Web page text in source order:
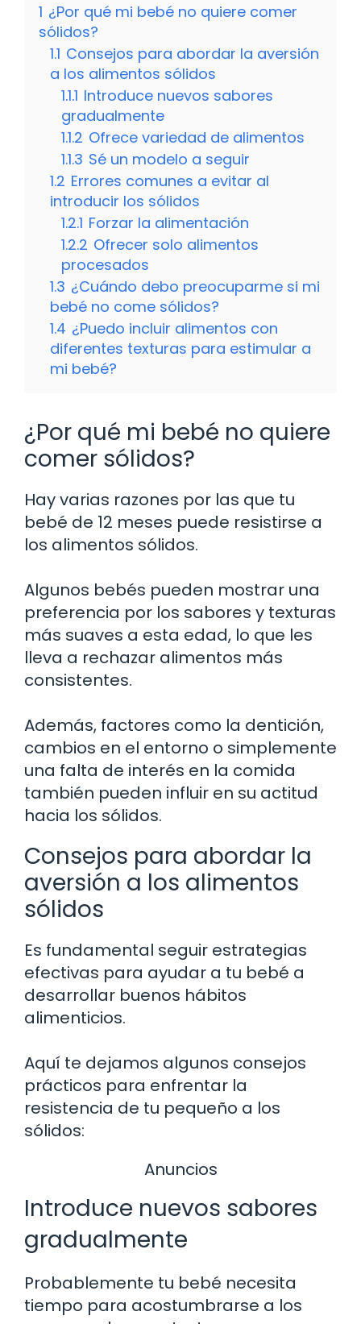
1 ¿Por qué mi bebé no quiere comer
sólidos?
1.1 Consejos para abordar la aversión
a los alimentos sólidos
1.1.1 Introduce nuevos sabores
gradualmente
1.1.2 Ofrece variedad de alimentos
1.1.3 Sé un modelo a seguir
1.2 Errores comunes a evitar al
introducir los sólidos
1.2.1 Forzar la alimentación
1.2.2 Ofrecer solo alimentos
procesados
1.3 ¿Cuándo debo preocuparme si mi
bebé no come sólidos?
1.4 ¿Puedo incluir alimentos con
diferentes texturas para estimular a
mi bebé?
¿Por qué mi bebé no quiere
comer sólidos?
Hay varias razones por las que tu
bebé de 12 meses puede resistirse a
los alimentos sólidos.
Algunos bebés pueden mostrar una
preferencia por los sabores y texturas
más suaves a esta edad, lo que les
lleva a rechazar alimentos más
consistentes.
Además, factores como la dentición,
cambios en el entorno o simplemente
una falta de interés en la comida
también pueden influir en su actitud
hacia los sólidos.
Consejos para abordar la
aversión a los alimentos
sólidos
Es fundamental seguir estrategias
efectivas para ayudar a tu bebé a
desarrollar buenos hábitos
alimenticios.
Aquí te dejamos algunos consejos
prácticos para enfrentar la
resistencia de tu pequeño a los
sólidos:
Anuncios
Introduce nuevos sabores
gradualmente
Probablemente tu bebé necesita
tiempo para acostumbrarse a los